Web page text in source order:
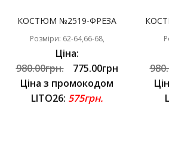
КОСТЮМ №2519-ФРЕЗА
Розміри: 62-64,66-68,
Ціна:
980.00грн.
775.00грн
Ціна з промокодом
LITO26: 575грн.